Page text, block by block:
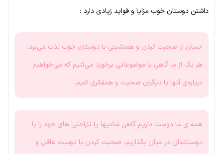
داشتن دوستان خوب مزایا و فواید زیادی دارد :
انسان از صحبت کردن و همنشینی با دوستان خوب لذت می‌برد.
هر یک از ما گاهی با موضوعاتی برخورد می‌کنیم که می‌خواهیم
درباره‌ی آنها با دیگران صحبت و همفکری کنیم.
همه ی ما دوست داریم گاهی شادیها یا ناراحتی های خود را با
دوستانمان در میان بگذاریم. صحبت کردن با دوست عاقل و